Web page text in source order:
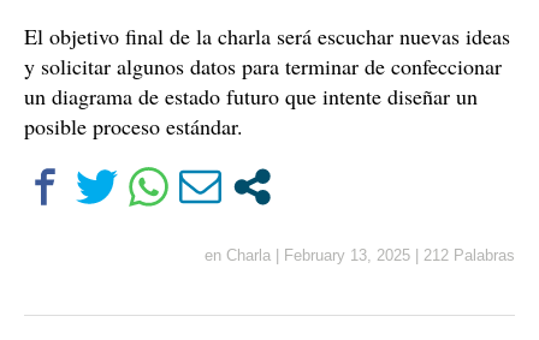
El objetivo final de la charla será escuchar nuevas ideas
y solicitar algunos datos para terminar de confeccionar
un diagrama de estado futuro que intente diseñar un
posible proceso estándar.
en Charla February 13, 2025 212 Palabras